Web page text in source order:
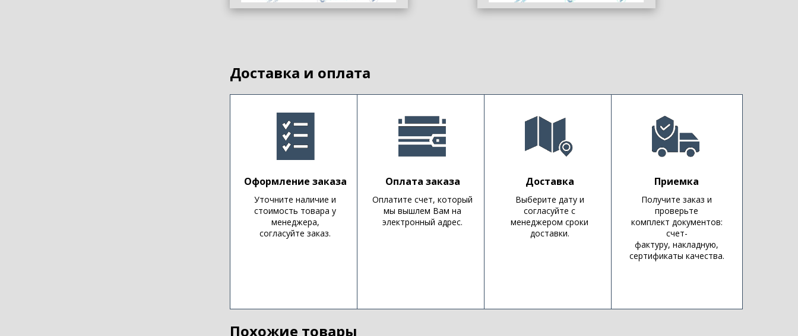
Доставка и оплата
Оформление заказа
Уточните наличие и
стоимость товара у
менеджера,
согласуйте заказ.
Оплата заказа
Оплатите счет, который
мы вышлем Вам на
электронный адрес.
Доставка
Выберите дату и
согласуйте с
менеджером сроки
доставки.
Приемка
Получите заказ и
проверьте
комплект документов:
счет-
фактуру, накладную,
сертификаты качества.
Похожие товары